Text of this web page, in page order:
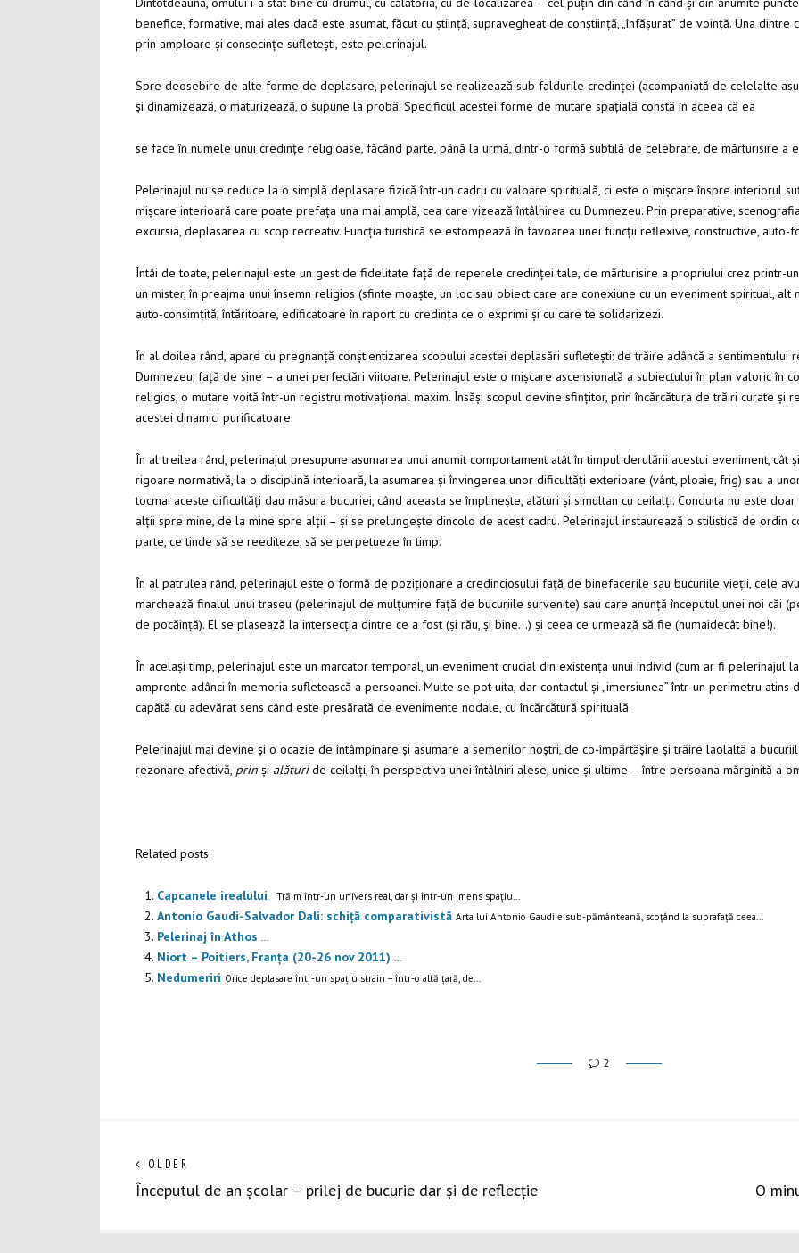
benefice, formative, mai ales dacă este asumat, făcut cu știință, supravegheat de conștiință, „înfășurat” de voință. Una
prin amploare și consecințe sufletești, este pelerinajul.
Spre deosebire de alte forme de deplasare, pelerinajul se realizează sub faldurile credinței (acompaniată de celelalte
și dinamizează, o maturizează, o supune la probă. Specificul acestei forme de mutare spațială constă în aceea că ea
se face în numele unui credințe religioase, făcând parte, până la urmă, dintr-o formă subtilă de celebrare, de mărturisire a
Pelerinajul nu se reduce la o simplă deplasare fizică într-un cadru cu valoare spirituală, ci este o mișcare înspre interiorul
mișcare interioară care poate prefața una mai amplă, cea care vizează întâlnirea cu Dumnezeu. Prin preparative,
excursia, deplasarea cu scop recreativ. Funcția turistică se estompează în favoarea unei funcții reflexive, constructive, auto-
Întâi de toate, pelerinajul este un gest de fidelitate față de reperele credinței tale, de mărturisire a propriului crez printr-
un mister, în preajma unui însemn religios (sfinte moaște, un loc sau obiect care are conexiune cu un eveniment spiritual,
auto-consimțită, întăritoare, edificatoare în raport cu credința ce o exprimi și cu care te solidarizezi.
În al doilea rând, apare cu pregnanță conștientizarea scopului acestei deplasări sufletești: de trăire adâncă a
Dumnezeu, față de sine – a unei perfectări viitoare. Pelerinajul este o mișcare ascensională a subiectului în plan valoric în
religios, o mutare voită într-un registru motivațional maxim. Însăși scopul devine sfințitor, prin încărcătura de trăiri curate și
acestei dinamici purificatoare.
În al treilea rând, pelerinajul presupune asumarea unui anumit comportament atât în timpul derulării acestui eveniment, cât
rigoare normativă, la o disciplină interioară, la asumarea și învingerea unor dificultăți exterioare (vânt, ploaie, frig) sau a
tocmai aceste dificultăți dau măsura bucuriei, când aceasta se împlinește, alături și simultan cu ceilalți. Conduita nu este
alții spre mine, de la mine spre alții – și se prelungește dincolo de acest cadru. Pelerinajul instaurează o stilistică de ordin
parte, ce tinde să se reediteze, să se perpetueze în timp.
În al patrulea rând, pelerinajul este o formă de poziționare a credinciosului față de binefacerile sau bucuriile vieții, cele
marchează finalul unui traseu (pelerinajul de mulțumire față de bucuriile survenite) sau care anunță începutul unei noi căi
de pocăință). El se plasează la intersecția dintre ce a fost (și rău, și bine…) și ceea ce urmează să fie (numaidecât bine!).
În același timp, pelerinajul este un marcator temporal, un eveniment crucial din existența unui individ (cum ar fi pelerinajul
amprente adânci în memoria sufletească a persoanei. Multe se pot uita, dar contactul și „imersiunea” într-un perimetru atins
capătă cu adevărat sens când este presărată de evenimente nodale, cu încărcătură spirituală.
Pelerinajul mai devine și o ocazie de întâmpinare și asumare a semenilor noștri, de co-împărtășire și trăire laolaltă a
rezonare afectivă, prin și alăturide ceilalți, în perspectiva unei întâlniri alese, unice și ultime – între persoana mărginită a
Related posts:
Capcanele irealului Trăim într-un univers real, dar și într-un imens spațiu...
Antonio Gaudi-Salvador Dali: schiță comparativistă Arta lui Antonio Gaudi e sub-pământeană, scoțând la suprafață ceea...
Pelerinaj în Athos
Niort – Poitiers, Franța (20-26 nov 2011)
Nedumeriri Orice deplasare într-un spațiu strain – într-o altă țară, de...
2
Navigare
în
articole
OLDER
post:
Începutul de an școlar – prilej de bucurie dar și de reflecție O